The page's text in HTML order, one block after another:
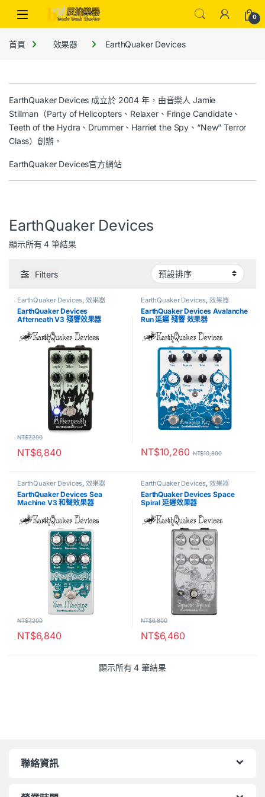
0
首頁 效果器 EarthQuaker Devices
EarthQuaker Devices 成立於 2004 年，由音樂人 Jamie
Stillman（Party of Helicopters、Relaxer、Fringe Candidate、
Teeth of the Hydra、Drummer、Harriet the Spy、“New” Terror
Class）創辦。
EarthQuaker Devices官方網站
EarthQuaker Devices
顯示所有 4 筆結果
Filters
EarthQuaker Devices,效果器
EarthQuaker Devices
Afterneath V3 殘響效果器
NT$6,840
NT$7,200
EarthQuaker Devices,效果器
EarthQuaker Devices Avalanche
Run 延遲 殘響 效果器
NT$10,260 NT$10,800
EarthQuaker Devices,效果器
EarthQuaker Devices Sea
Machine V3 和聲效果器
NT$6,840
NT$7,200
EarthQuaker Devices,效果器
EarthQuaker Devices Space
Spiral 延遲效果器
NT$6,460
NT$6,800
顯示所有 4 筆結果
聯絡資訊